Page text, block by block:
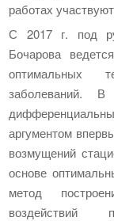
работах
С 2017 г. под
Бочарова
оптимальных
заболеваний.
аргументом
возмущений
основе
метод
воздействий